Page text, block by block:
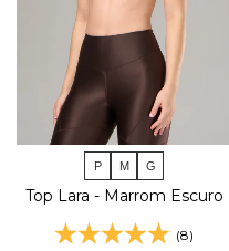
P M G
Top Lara - Marrom Escuro
(8)